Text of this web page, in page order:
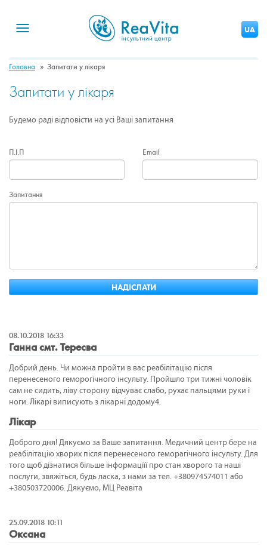
Toggle
UA
Головна Запитати у лікаря
Запитати у лікаря
Будемо раді відповісти на усі Ваші запитання
П.І.П Email
Запитання
08.10.2018 16:33
Ганна смт. Тересва
Добрий день. Чи можна пройти в вас реабілітацію після
перенесеного геморогічного інсульту. Пройшло три тижні чоловік
сам не сидить, ліву сторону відчуває слабо, рухає пальцями руки і
ноги. Лікарі виписують з лікарні додому4.
Лікар
Доброго дня! Дякуємо за Ваше запитання. Медичний центр бере на
реабілітацію хворих після перенесеного геморагічного інсульту. Для
того щоб дізнатися більше інформаціїї про стан хворого та наші
послуги, звяжіться, будь ласка, з нами за тел. +380974574011 або
+380503720006. Дякуємо, МЦ Реавіта
25.09.2018 10:11
Оксана